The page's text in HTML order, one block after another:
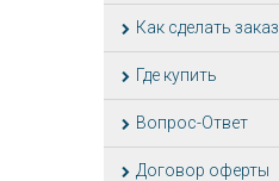
Как сделать заказ
Где купить
Вопрос-Ответ
Договор оферты